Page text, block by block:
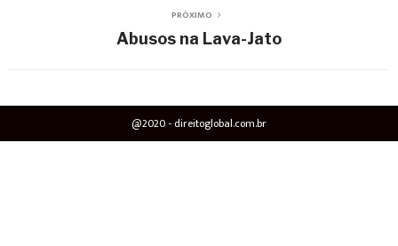
PRÓXIMO
Abusos na Lava-Jato
@2020 - direitoglobal.com.br